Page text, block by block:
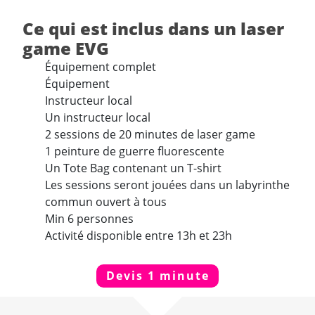
Ce qui est inclus dans un laser
game EVG
Équipement complet
Équipement
Instructeur local
Un instructeur local
2 sessions de 20 minutes de laser game
1 peinture de guerre fluorescente
Un Tote Bag contenant un T-shirt
Les sessions seront jouées dans un labyrinthe
commun ouvert à tous
Min 6 personnes
Activité disponible entre 13h et 23h
Devis 1 minute